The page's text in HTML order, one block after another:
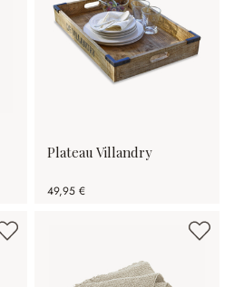
Plateau Villandry
49,95 €